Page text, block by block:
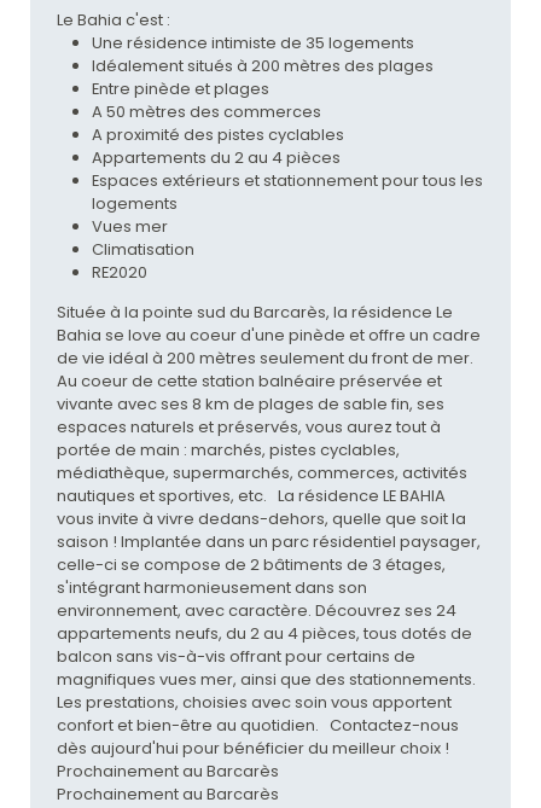
Le Bahia c'est :
Une résidence intimiste de 35 logements
Idéalement situés à 200 mètres des plages
Entre pinède et plages
A 50 mètres des commerces
A proximité des pistes cyclables
Appartements du 2 au 4 pièces
Espaces extérieurs et stationnement pour tous les
logements
Vues mer
Climatisation
RE2020
Située à la pointe sud du Barcarès, la résidence Le
Bahia se love au coeur d'une pinède et offre un cadre
de vie idéal à 200 mètres seulement du front de mer.
Au coeur de cette station balnéaire préservée et
vivante avec ses 8 km de plages de sable fin, ses
espaces naturels et préservés, vous aurez tout à
portée de main : marchés, pistes cyclables,
médiathèque, supermarchés, commerces, activités
nautiques et sportives, etc. La résidence LE BAHIA
vous invite à vivre dedans-dehors, quelle que soit la
saison ! Implantée dans un parc résidentiel paysager,
celle-ci se compose de 2 bâtiments de 3 étages,
s'intégrant harmonieusement dans son
environnement, avec caractère. Découvrez ses 24
appartements neufs, du 2 au 4 pièces, tous dotés de
balcon sans vis-à-vis offrant pour certains de
magnifiques vues mer, ainsi que des stationnements.
Les prestations, choisies avec soin vous apportent
confort et bien-être au quotidien. Contactez-nous
dès aujourd'hui pour bénéficier du meilleur choix !
Prochainement au Barcarès
Prochainement au Barcarès